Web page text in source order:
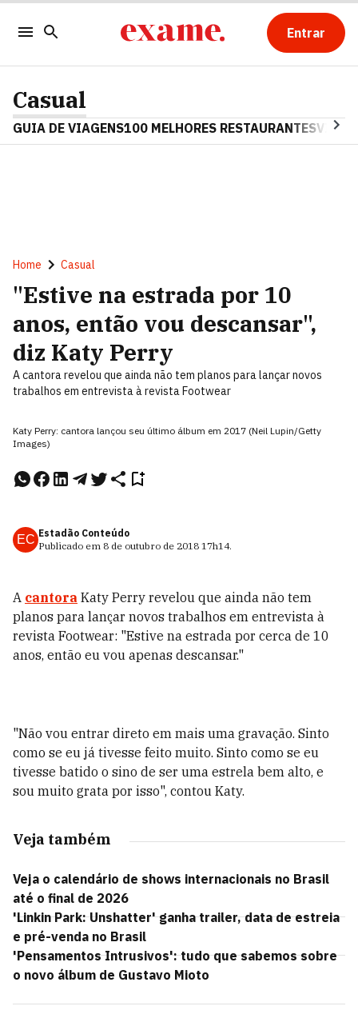
Entrar
Casual
GUIA DE VIAGENS100 MELHORES RESTAURANTES
Home Casual
"Estive na estrada por 10
anos, então vou descansar",
diz Katy Perry
A cantora revelou que ainda não tem planos para lançar novos
trabalhos em entrevista à revista Footwear
Katy Perry: cantora lançou seu último álbum em 2017 (Neil Lupin/Getty
Images)
EC Estadão Conteúdo
Publicado em 8 de outubro de 2018 17h14.
A cantora Katy Perry revelou que ainda não tem
planos para lançar novos trabalhos em entrevista à
revista Footwear: "Estive na estrada por cerca de 10
anos, então eu vou apenas descansar."
"Não vou entrar direto em mais uma gravação. Sinto
como se eu já tivesse feito muito. Sinto como se eu
tivesse batido o sino de ser uma estrela bem alto, e
sou muito grata por isso", contou Katy.
Veja também
Veja o calendário de shows internacionais no Brasil
até o final de 2026
'Linkin Park: Unshatter' ganha trailer, data de estreia
e pré-venda no Brasil
'Pensamentos Intrusivos': tudo que sabemos sobre
o novo álbum de Gustavo Mioto